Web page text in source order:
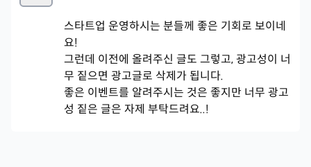
스타트업 운영하시는 분들께 좋은 기회로 보이네
요!
그런데 이전에 올려주신 글도 그렇고, 광고성이 너
무 짙으면 광고글로 삭제가 됩니다.
좋은 이벤트를 알려주시는 것은 좋지만 너무 광고
성 짙은 글은 자제 부탁드려요..!